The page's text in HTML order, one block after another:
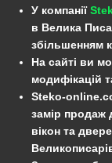
У компанії
в Велика
збільшенням
На сайті ви
модифікацій
Steko-
замір продаж
вікон та